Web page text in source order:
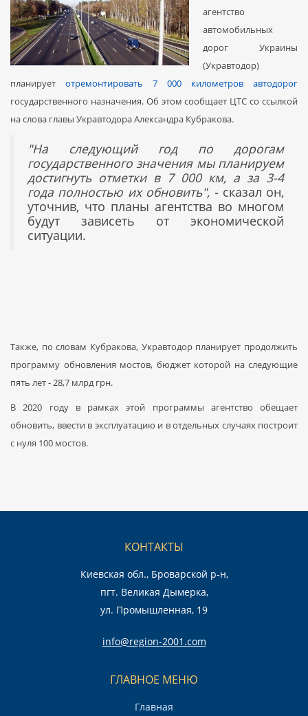
агентство
автомобильных
дорог Украины
(Укравтодор)
планирует отремонтировать 7 000 километров автодорог
государственного назначения. Об этом сообщает ЦТС со ссылкой
на слова главы Укравтодора Александра Кубракова.
"На следующий год по дорогам
государственного значения мы планируем
достигнуть отметки в 7 000 км, а за 3-4
года полностью их обновить", - сказал он,
уточнив, что планы агентства во многом
будут зависеть от экономической
ситуации.
Также, по словам Кубракова, Укравтодор планирует продолжить
программу обновления мостов, бюджет которой на следующие
пять лет - 28,7 млрд грн.
В 2020 году в рамках этой программы агентство обещает
обновить, ввести в эксплуатацию и в отдельных случаях построит
с нуля 100 мостов.
КОНТАКТЫ
Киевская обл., Броварской р-н,
пгт. Великая Дымерка,
ул. Промышленная, 19
info@region-2001.com
ГЛАВНОЕ МЕНЮ
Главная